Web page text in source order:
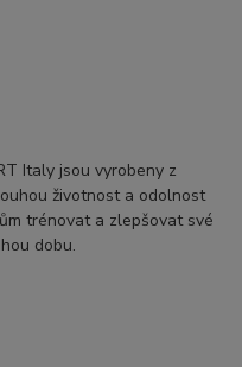
Italy jsou vyrobeny z
životnost a odolnost
trénovat a zlepšovat své
dobu.